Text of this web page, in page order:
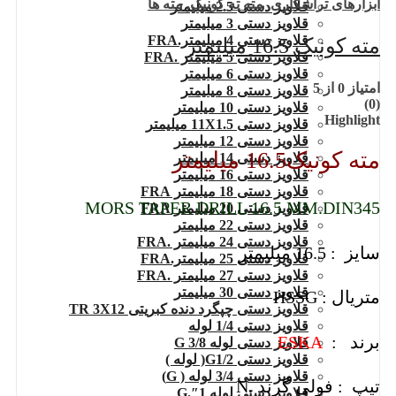
قلاویز دستی 2.5 میلیمتر
قلاویز دستی 3 میلیمتر
قلاویز دستی 4 میلیمتر.FRA
قلاویز دستی 5 میلیمتر .FRA
قلاویز دستی 6 میلیمتر
قلاویز دستی 8 میلیمتر
قلاویز دستی 10 میلیمتر
قلاویز دستی 11X1.5 میلیمتر
قلاویز دستی 12 میلیمتر
قلاویز دستی 14 میلیمتر
قلاویز دستی 16 میلیمتر
قلاویز دستی 18 میلیمتر FRA
قلاویز دستی 20 میلیمتر FRA
قلاویز دستی 22 میلیمتر
قلاویز دستی 24 میلیمتر .FRA
قلاویز دستی 25 میلیمتر.FRA
قلاویز دستی 27 میلیمتر .FRA
قلاویز دستی 30 میلیمتر
قلاویز دستی چپگرد دنده کبریتی TR 3X12
قلاویز دستی 1/4 لوله
قلاویز دستی لوله G 3/8
قلاویز دستی G1/2( لوله )
قلاویز دستی 3/4 لوله ( G)
قلاویز دستی لوله 1″.G
ابزارهای تراشکاری,مته ته کونیک,مته ها
مته کونیک 16.5 میلیمتر
امتیاز 0 از 5
(0)
Highlight
مته کونیک16.5 میلیمتر
MORS TAPER DRILL 16.5 MM.DIN345
سایز : 16.5 میلیمتر
متریال : HSSG
برند : ESKA
تیپ : فولی گرند .N